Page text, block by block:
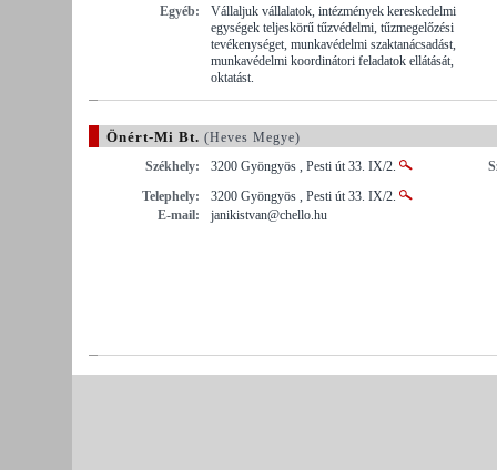
Egyéb:
Vállaljuk vállalatok, intézmények kereskedelmi
egységek teljeskörű tűzvédelmi, tűzmegelőzési
tevékenységet, munkavédelmi szaktanácsadást,
munkavédelmi koordinátori feladatok ellátását,
oktatást.
Önért-Mi Bt. (Heves Megye)
Székhely:
3200 Gyöngyös , Pesti út 33. IX/2.
Telephely:
3200 Gyöngyös , Pesti út 33. IX/2.
E-mail:
janikistvan@chello.hu